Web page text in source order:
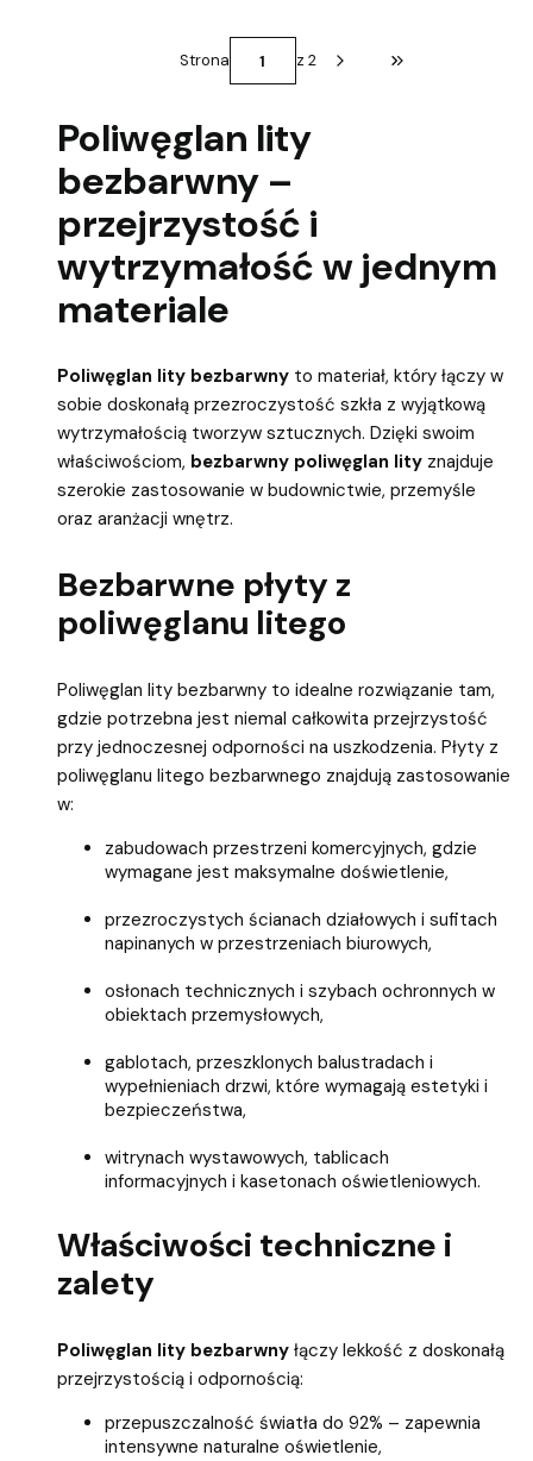
Strona z 2 Przejdź do
Poliwęglan lity
bezbarwny –
przejrzystość i
wytrzymałość w jednym
materiale
Poliwęglan lity bezbarwny to materiał, który łączy w
sobie doskonałą przezroczystość szkła z wyjątkową
wytrzymałością tworzyw sztucznych. Dzięki swoim
właściwościom, bezbarwny poliwęglan lity znajduje
szerokie zastosowanie w budownictwie, przemyśle
oraz aranżacji wnętrz.
Bezbarwne płyty z
poliwęglanu litego
Poliwęglan lity bezbarwny to idealne rozwiązanie tam,
gdzie potrzebna jest niemal całkowita przejrzystość
przy jednoczesnej odporności na uszkodzenia. Płyty z
poliwęglanu litego bezbarwnego znajdują zastosowanie
w:
zabudowach przestrzeni komercyjnych, gdzie
wymagane jest maksymalne doświetlenie,
przezroczystych ścianach działowych i sufitach
napinanych w przestrzeniach biurowych,
osłonach technicznych i szybach ochronnych w
obiektach przemysłowych,
gablotach, przeszklonych balustradach i
wypełnieniach drzwi, które wymagają estetyki i
bezpieczeństwa,
witrynach wystawowych, tablicach
informacyjnych i kasetonach oświetleniowych.
Właściwości techniczne i
zalety
Poliwęglan lity bezbarwny łączy lekkość z doskonałą
przejrzystością i odpornością:
przepuszczalność światła do 92% – zapewnia
intensywne naturalne oświetlenie,